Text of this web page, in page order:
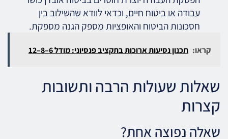
עבודה או ביטוח חיים, וכדאי לוודא שהשילוב בין
חסכונות הביטוח והאופציות מספק הגנה מספקת.
קראו: תכנון נסיעות ארוכות בתקציב פנסיוני: מודל 6–8–12
שאלות שעולות הרבה ותשובות
קצרות
שאלה נפוצה אחת?